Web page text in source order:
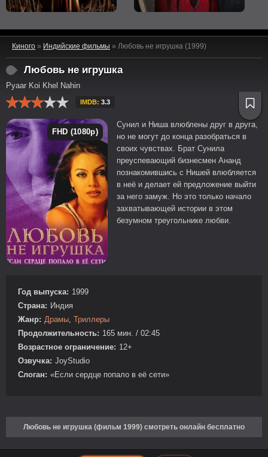
Киного » Индийские фильмы » Любовь не игрушка (1999)
Любовь не игрушка
Pyaar Koi Khel Nahin
IMDB: 3.3
FHD (1080p)
Сунил и Ниша влюблены друг в друга,
но не могут до конца разобраться в
своих чувствах. Брат Сунила
преуспевающий бизнесмен Ананд
познакомившись с Нишей влюбляется
в неё и делает ей предложение выйти
за него замуж. Но это только начало
захватывающей истории в этом
безумном треугольнике любви.
Год выпуска: 1999
Страна: Индия
Жанр: Драмы Триллеры
Продолжительность: 165 мин. / 02:45
Возрастное ограничение: 12+
Озвучка: JoyStudio
Слоган: «Если сердце попало в её сети»
Любовь не игрушка (фильм 1999) смотреть онлайн бесплатно